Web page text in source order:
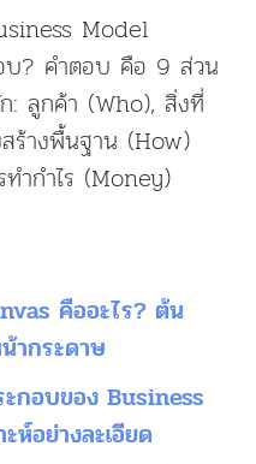
Model
บ? คำตอบ คือ 9 ส่วน
: ลูกค้า (Who), สิ่งที่
ร้างพื้นฐาน (How)
ทำกำไร (Money)
คืออะไร? ต้น
ากระดาษ
กอบของ Business
ห์อย่างละเอียด